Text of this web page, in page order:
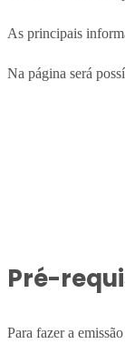
As principais
Na página será
Pré-
Para fazer a